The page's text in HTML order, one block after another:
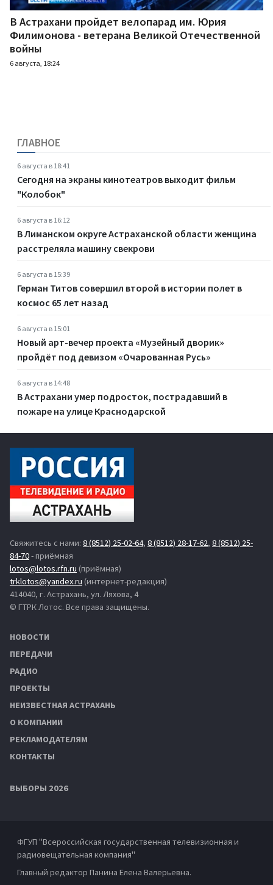
В Астрахани пройдет велопарад им. Юрия
Филимонова - ветерана Великой Отечественной
войны
6 августа, 18:24
ГЛАВНОЕ
6 августа в 18:41
Сегодня на экраны кинотеатров выходит фильм
"Колобок"
6 августа в 16:12
В Лиманском округе Астраханской области женщина
расстреляла машину свекрови
6 августа в 15:39
Герман Титов совершил второй в истории полет в
космос 65 лет назад
6 августа в 15:01
Новый арт-вечер проекта «Музейный дворик»
пройдёт под девизом «Очарованная Русь»
6 августа в 14:48
В Астрахани умер подросток, пострадавший в
пожаре на улице Краснодарской
Свяжитесь с нами: 8 (8512) 25-02-64, 8 (8512) 28-17-62, 8 (8512) 25-
84-70- приёмная
lotos@lotos.rfn.ru (приёмная)
trklotos@yandex.ru (интернет-редакция)
414040, г. Астрахань, ул. Ляхова, 4
© ГТРК Лотос. Все права защищены.
НОВОСТИ
ПЕРЕДАЧИ
РАДИО
ПРОЕКТЫ
НЕИЗВЕСТНАЯ АСТРАХАНЬ
О КОМПАНИИ
РЕКЛАМОДАТЕЛЯМ
КОНТАКТЫ
ВЫБОРЫ 2026
ФГУП "Всероссийская государственная телевизионная и
радиовещательная компания"
Главный редактор Панина Елена Валерьевна.